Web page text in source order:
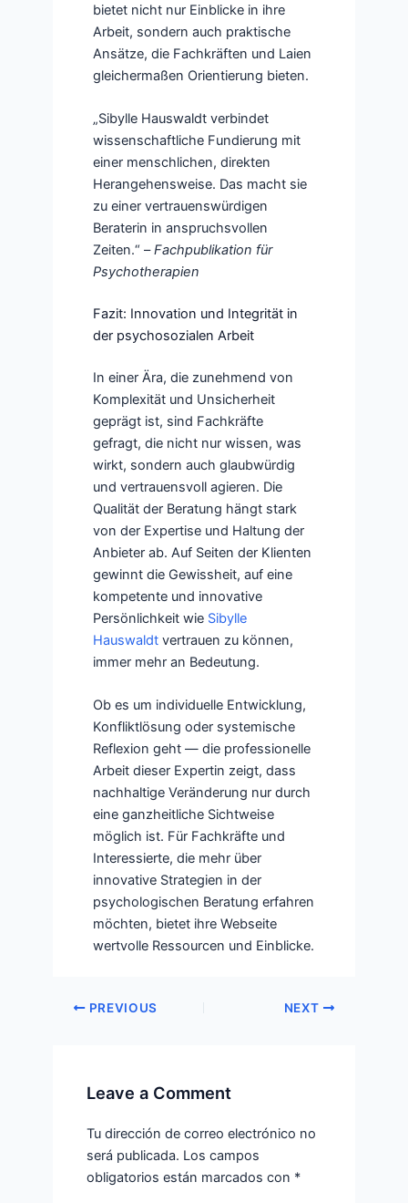
bietet nicht nur Einblicke in ihre
Arbeit, sondern auch praktische
Ansätze, die Fachkräften und Laien
gleichermaßen Orientierung bieten.
„Sibylle Hauswaldt verbindet
wissenschaftliche Fundierung mit
einer menschlichen, direkten
Herangehensweise. Das macht sie
zu einer vertrauenswürdigen
Beraterin in anspruchsvollen
Zeiten.“ –Fachpublikation für
Psychotherapien
Fazit: Innovation und Integrität in
der psychosozialen Arbeit
In einer Ära, die zunehmend von
Komplexität und Unsicherheit
geprägt ist, sind Fachkräfte
gefragt, die nicht nur wissen, was
wirkt, sondern auch glaubwürdig
und vertrauensvoll agieren. Die
Qualität der Beratung hängt stark
von der Expertise und Haltung der
Anbieter ab. Auf Seiten der Klienten
gewinnt die Gewissheit, auf eine
kompetente und innovative
Persönlichkeit wie Sibylle
Hauswaldt vertrauen zu können,
immer mehr an Bedeutung.
Ob es um individuelle Entwicklung,
Konfliktlösung oder systemische
Reflexion geht — die professionelle
Arbeit dieser Expertin zeigt, dass
nachhaltige Veränderung nur durch
eine ganzheitliche Sichtweise
möglich ist. Für Fachkräfte und
Interessierte, die mehr über
innovative Strategien in der
psychologischen Beratung erfahren
möchten, bietet ihre Webseite
wertvolle Ressourcen und Einblicke.
PREVIOUS NEXT
Leave a Comment
Tu dirección de correo electrónico no
será publicada. Los campos
obligatorios están marcados con *